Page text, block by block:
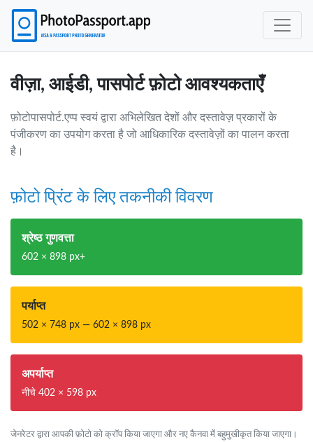
वीज़ा, आईडी, पासपोर्ट फ़ोटो आवश्यकताएँ
फ़ोटोपासपोर्ट.एप्प स्वयं द्वारा अभिलेखित देशों और दस्तावेज़ प्रकारों के
पंजीकरण का उपयोग करता है जो आधिकारिक दस्तावेज़ों का पालन करता
है।
फ़ोटो प्रिंट के लिए तकनीकी विवरण
श्रेष्ठ गुणवत्ता
602 × 898 px+
पर्याप्त
502 × 748 px — 602 × 898 px
अपर्याप्त
नीचे 402 × 598 px
जेनरेटर द्वारा आपकी फ़ोटो को क्रॉप किया जाएगा और नए कैनवा में बहुमुखीकृत किया जाएगा।